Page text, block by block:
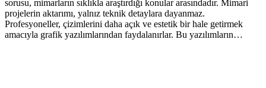
sorusu, mimarların sıklıkla araştırdığı konular arasındadır. Mimari
projelerin aktarımı, yalnız teknik detaylara dayanmaz.
Profesyoneller, çizimlerini daha açık ve estetik bir hale getirmek
amacıyla grafik yazılımlarından faydalanırlar. Bu yazılımların…